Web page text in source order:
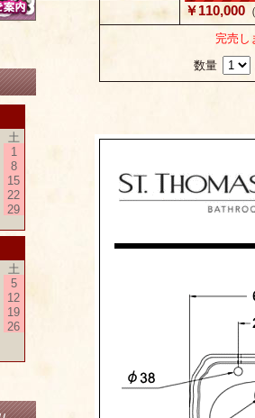
土
1
8
15
22
29
土
5
12
19
26
￥110,000
完売し
数量